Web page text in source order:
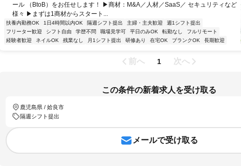
ール （BtoB）をお任せします！ ▶商材：M&A／人材／SaaS／ セキュリティなど
様々 ▶まずは1商材からスタート...
扶養内勤務OK 1日4時間以内OK 隔週シフト提出 主婦・主夫歓迎
週1シフト提出
フリーター歓迎
シフト自由 学歴不問 職場見学可 平日のみOK 転勤なし
フルリモート
経験者歓迎
ネイルOK 残業なし 月1シフト提出 研修あり 在宅OK ブランクOK 長期歓迎
前へ 1 次へ
この条件の新着求人を受け取る
鹿児島県 / 姶良市
隔週シフト提出
メールで受け取る